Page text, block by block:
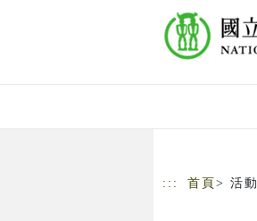
::: 首頁 > 活